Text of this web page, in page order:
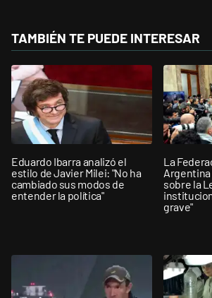
TAMBIÉN TE PUEDE INTERESAR
Eduardo Ibarra analizó el
estilo de Javier Milei: "No ha
cambiado sus modos de
entender la política"
La
sobre la
grave"